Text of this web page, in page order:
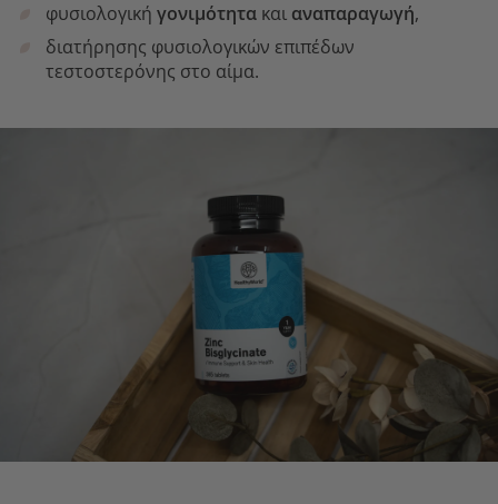
φυσιολογική γονιμότητα και αναπαραγωγή,
διατήρησης φυσιολογικών επιπέδων
τεστοστερόνης στο αίμα.